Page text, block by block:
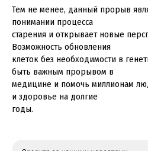
Тем не менее, данный прорыв
понимании процесса
старения и открывает новые
Возможность обновления
клеток без необходимости в
быть важным прорывом в
медицине и помочь миллионам
и здоровье на долгие
годы.